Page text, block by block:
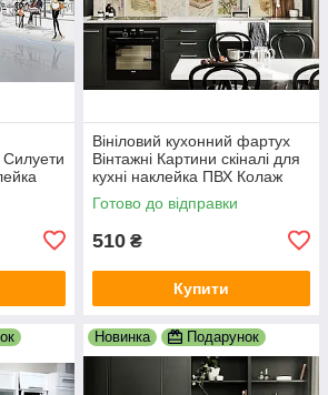
Вініловий кухонний фартух
Вінтажні Картини скіналі для
кухні наклейка ПВХ Колаж
Люди Бежевий 600х2000 мм
Готово до відправки
510 ₴
Купити
Новинка Подарунок